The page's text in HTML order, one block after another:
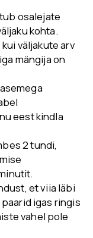
osalejate
kohta.
väljakute arv
mängija on
eest kindla
2 tundi,
et viia läbi
igas ringis
vahel pole